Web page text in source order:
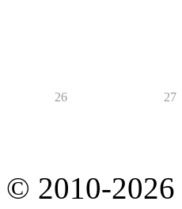
26 27
© 2010-2026